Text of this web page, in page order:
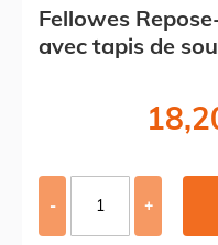
Fellowes
avec tapis de
- +